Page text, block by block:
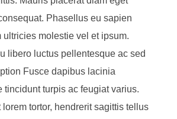
Phasellus eu sapien
ultricies molestie vel et ipsum.
libero luctus pellentesque ac sed
Fusce dapibus lacinia
tincidunt turpis ac feugiat varius.
lorem tortor, hendrerit sagittis tellus